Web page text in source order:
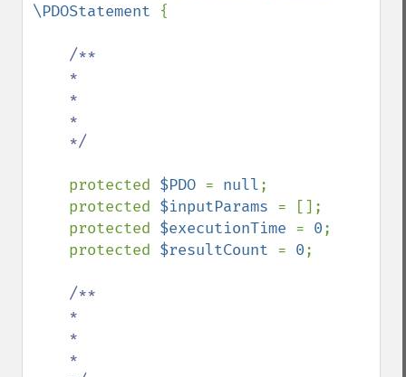
\PDOStatement {
/**
protected $PDO = null;
    protected
$inputParams = [];
    protected
$executionTime = 0;
    protected
$resultCount = 0;
/**